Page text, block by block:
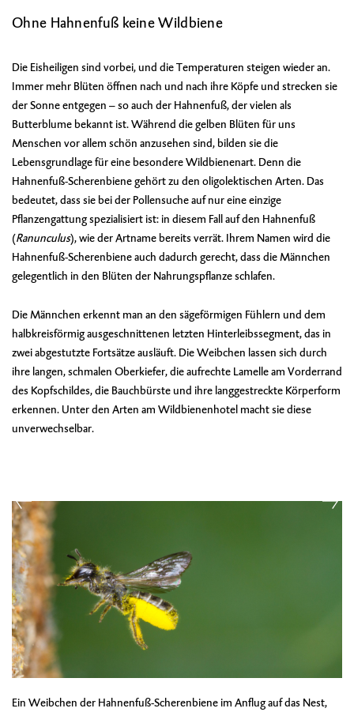
Ohne Hahnenfuß keine Wildbiene
Die Eisheiligen sind vorbei, und die Temperaturen steigen wieder an.
Immer mehr Blüten öffnen nach und nach ihre Köpfe und strecken sie
der Sonne entgegen – so auch der Hahnenfuß, der vielen als
Butterblume bekannt ist. Während die gelben Blüten für uns
Menschen vor allem schön anzusehen sind, bilden sie die
Lebensgrundlage für eine besondere Wildbienenart. Denn die
Hahnenfuß-Scherenbiene gehört zu den oligolektischen Arten. Das
bedeutet, dass sie bei der Pollensuche auf nur eine einzige
Pflanzengattung spezialisiert ist: in diesem Fall auf den Hahnenfuß
(Ranunculus), wie der Artname bereits verrät. Ihrem Namen wird die
Hahnenfuß-Scherenbiene auch dadurch gerecht, dass die Männchen
gelegentlich in den Blüten der Nahrungspflanze schlafen.
Die Männchen erkennt man an den sägeförmigen Fühlern und dem
halbkreisförmig ausgeschnittenen letzten Hinterleibssegment, das in
zwei abgestutzte Fortsätze ausläuft. Die Weibchen lassen sich durch
ihre langen, schmalen Oberkiefer, die aufrechte Lamelle am Vorderrand
des Kopfschildes, die Bauchbürste und ihre langgestreckte Körperform
erkennen. Unter den Arten am Wildbienenhotel macht sie diese
unverwechselbar.
Ein Weibchen der Hahnenfuß-Scherenbiene im Anflug auf das Nest,